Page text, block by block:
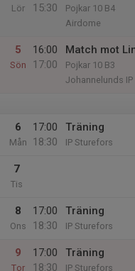
Lör
15:30
Pojkar 10 B4
Airdome
5
Sön
16:00
17:00
Match mot
Pojkar 10 B3
Johannelunds IP
6
Mån
17:00
18:30
Träning
IP Sturefors
7
Tis
8
Ons
17:00
18:30
Träning
IP Sturefors
9
Tor
17:00
18:30
Träning
IP Sturefors